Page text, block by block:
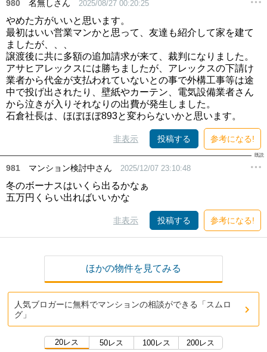
980 名無しさん 2025/08/27 00:20:25
やめた方がいいと思います。
最初はいい営業マンかと思って、友達も紹介して家を建て
ましたが、、、
譲渡後に共に多額の追加請求が来て、裁判になりました。
アサヒアレックスには勝ちましたが、アレックスの下請け
業者から代金が支払われていないとの事で外構工事等は途
中で投げ出されたり、壁紙やカーテン、電気設備業者さん
から泣きが入りそれなりの出費が発生しました。
石倉社長は、ほぼほぼ893と変わらないかと思います。
非表示 投稿する 参考になる!
981 マンション検討中さん 2025/12/07 23:10:48
冬のボーナスはいくら出るかなぁ
五万円くらい出ればいいかな
非表示 投稿する 参考になる!
ほかの物件を見てみる
人気ブロガーに無料でマンションの相談ができる「スムロ
グ」
20レス 50レス 100レス 200レス